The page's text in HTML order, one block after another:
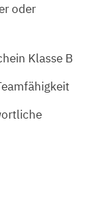
oder
Klasse B